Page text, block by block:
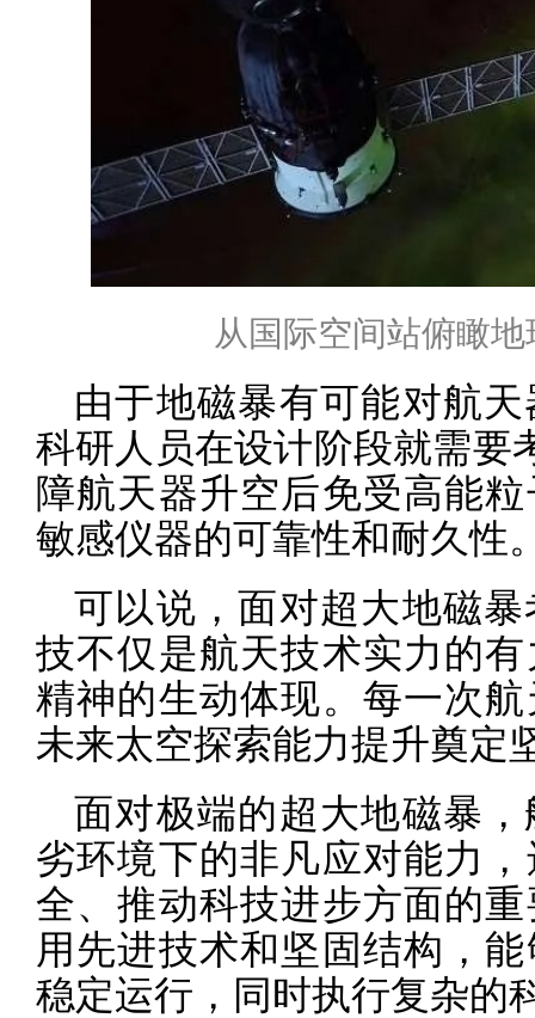
从国际空间站俯瞰
由于地磁暴有可能对航
科研人员在设计阶段就需要
障航天器升空后免受高能
敏感仪器的可靠性和耐久性
可以说，面对超大地磁
技不仅是航天技术实力的
精神的生动体现。每一次
未来太空探索能力提升奠定
面对极端的超大地磁暴
劣环境下的非凡应对能力
全、推动科技进步方面的
用先进技术和坚固结构，
稳定运行，同时执行复杂的